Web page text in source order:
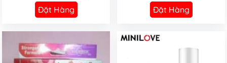
Đặt Hàng
Đặt Hàng